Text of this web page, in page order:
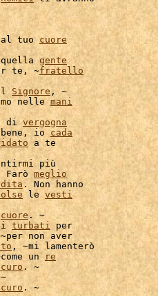
tuo cuore
gente
te, ~fratello
Signore , ~
nelle mani
di vergogna
io cada
a te
più
Farò meglio
. Non hanno
le vesti
cuore . ~
turbati
non aver
, ~mi lamenterò
un re
. ~
. ~